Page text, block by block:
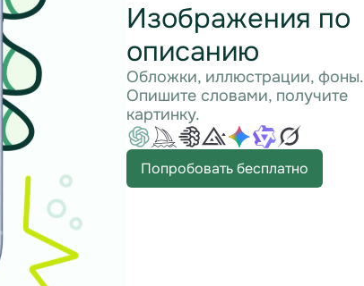
Изображения по
описанию
Обложки, иллюстрации, фоны.
Опишите словами, получите
картинку.
Попробовать бесплатно